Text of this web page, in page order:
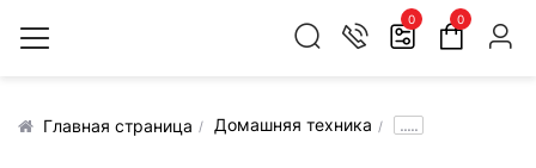
0 0
Главная страница Домашняя техника .....